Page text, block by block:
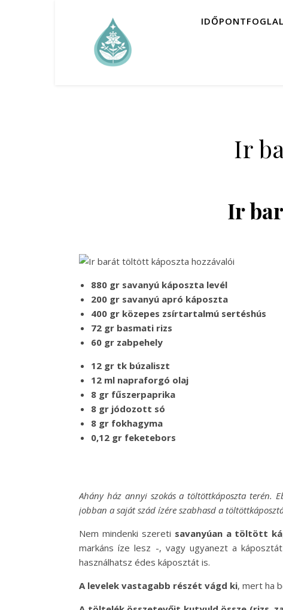
Ir
Ir
880 gr savanyú káposzta levél
200 gr savanyú apró káposzta
400 gr közepes zsírtartalmú sertéshús
72 gr basmati rizs
60 gr zabpehely
12 gr tk búzaliszt
12 ml napraforgó olaj
8 gr fűszerpaprika
8 gr jódozott só
8 gr fokhagyma
0,12 gr feketebors
Ahány ház annyi szokás a töltöttkáposzta terén.
jobban a saját szád ízére szabhasd a
Nem mindenki szereti savanyúan a töltött
markáns íze lesz -, vagy ugyanezt a
használhatsz édes káposztát is.
A levelek vastagabb részét vágd ki, mert ha